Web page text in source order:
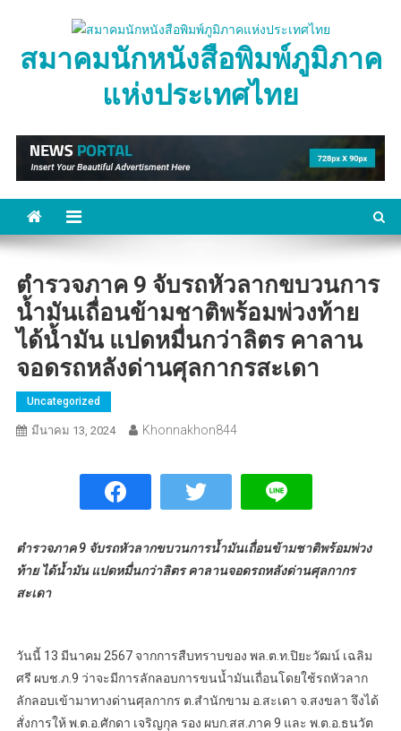
contentสมาคมนักหนังสือพิมพ์ภูมิภาค
แห่งประเทศไทย
ตำรวจภาค 9 จับรถหัวลากขบวนการ
น้ำมันเถื่อนข้ามชาติพร้อมพ่วงท้าย
ได้น้ำมัน แปดหมื่นกว่าลิตร คาลาน
จอดรถหลังด่านศุลกากรสะเดา
Uncategorized
มีนาคม 13, 2024 Khonnakhon844
ตำรวจภาค 9 จับรถหัวลากขบวนการน้ำมันเถื่อนข้ามชาติพร้อมพ่วง
ท้าย ได้น้ำมัน แปดหมื่นกว่าลิตร คาลานจอดรถหลังด่านศุลกากร
สะเดา
วันนี้ 13 มีนาคม 2567 จากการสืบทราบของ พล.ต.ท.ปิยะวัฒน์ เฉลิม
ศรี ผบช.ภ.9 ว่าจะมีการลักลอบการขนน้ำมันเถื่อนโดยใช้รถหัวลาก
ลักลอบเข้ามาทางด่านศุลกากร ต.สำนักขาม อ.สะเดา จ.สงขลา จึงได้
สั่งการให้ พ.ต.อ.ศักดา เจริญกุล รอง ผบก.สส.ภาค 9 และ พ.ต.อ.ธนวัต